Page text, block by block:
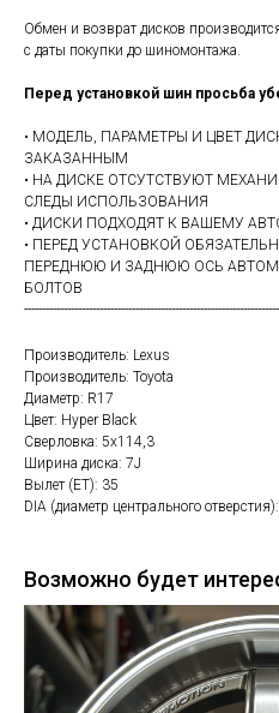
Обмен и возврат дисков
с даты покупки до шиномонтажа.
Перед установкой шин просьба
• МОДЕЛЬ, ПАРАМЕТРЫ И ЦВЕТ
ЗАКАЗАННЫМ
• НА ДИСКЕ ОТСУТСТВУЮТ
СЛЕДЫ ИСПОЛЬЗОВАНИЯ
• ДИСКИ ПОДХОДЯТ К ВАШЕМУ
• ПЕРЕД УСТАНОВКОЙ
ПЕРЕДНЮЮ И ЗАДНЮЮ ОСЬ
БОЛТОВ
Производитель: Lexus
Производитель: Toyota
Диаметр: R17
Цвет: Hyper Black
Сверловка: 5х114,3
Ширина диска: 7J
Вылет (ET): 35
DIA (диаметр центрального
Возможно будет